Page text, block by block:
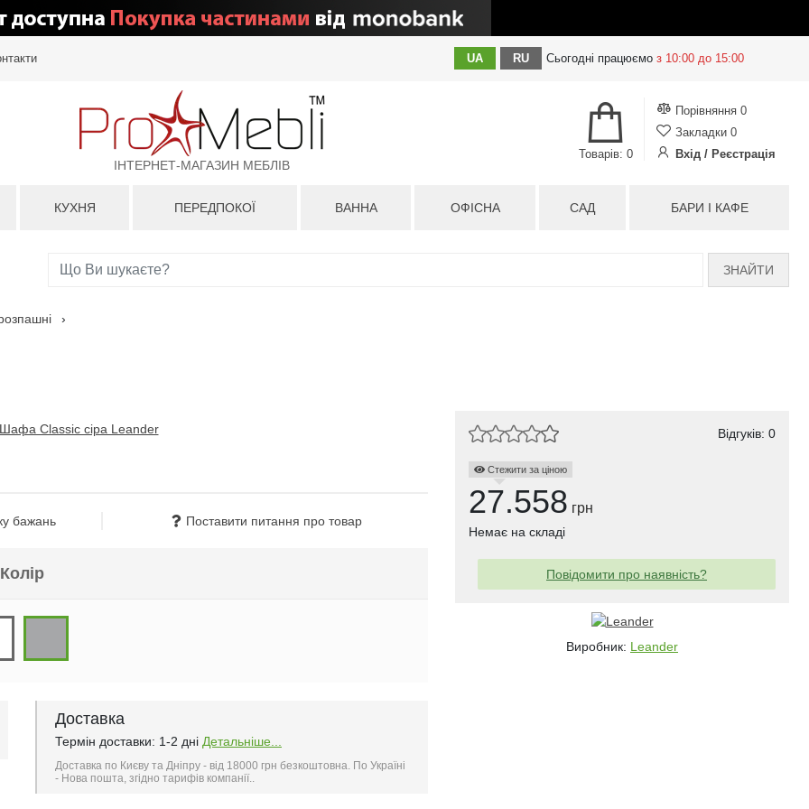
UA RU Сьогодні працюємо з 10:00 до 15:00
ІНТЕРНЕТ-МАГАЗИН МЕБЛІВ
Порівняння 0
Закладки 0
Вхід / Реєстрація
Товарів: 0
КУХНЯ ПЕРЕДПОКОЇ ВАННА ОФІСНА САД БАРИ І КАФЕ
ЗНАЙТИ
›
бажань Поставити питання про товар
Колір
Доставка
Термін доставки: 1-2 дні Детальніше...
Доставка по Києву та Дніпру - від 18000 грн безкоштовна. По Україні
- Нова пошта, згідно тарифів компанії..
Відгуків: 0
Стежити за ціною
27.558 грн
Немає на складі
Повідомити про наявність?
Виробник: Leander